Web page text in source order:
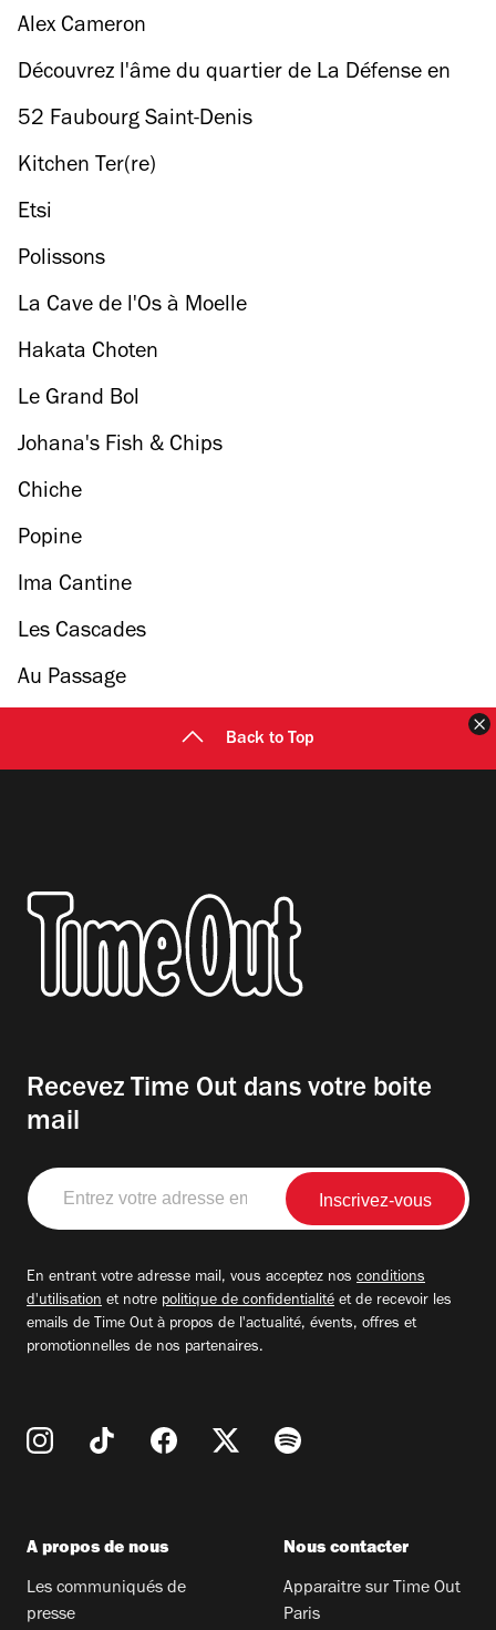
Alex Cameron
Découvrez l'âme du quartier de La Défense en
24h
52 Faubourg Saint-Denis
Kitchen Ter(re)
Etsi
Polissons
La Cave de l'Os à Moelle
Hakata Choten
Le Grand Bol
Johana's Fish & Chips
Chiche
Popine
Ima Cantine
Les Cascades
Au Passage
Back to Top
Recevez Time Out dans votre boite
mail
Entrez
votre
adresse
En entrant votre adresse mail, vous acceptez nos conditions
d'utilisation et notre politique de confidentialité et de recevoir les
emails de Time Out à propos de l'actualité, évents, offres et
promotionnelles de nos partenaires.
A propos de nous
Les communiqués de
presse
Nous contacter
Apparaitre sur Time Out
Paris